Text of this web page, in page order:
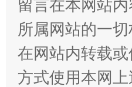
漫山遍野的桃花与雪山、麦
留言在本网站
所属网站的一
在网站内转载
方式使用本网